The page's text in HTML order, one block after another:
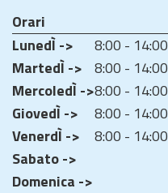
Orari
LunedÌ ->
8:00 - 14:00
MartedÌ -> 8:00 - 14:00
MercoledÌ ->8:00 - 14:00
GiovedÌ ->
8:00 - 14:00
VenerdÌ ->
8:00 - 14:00
Sabato ->
Domenica ->